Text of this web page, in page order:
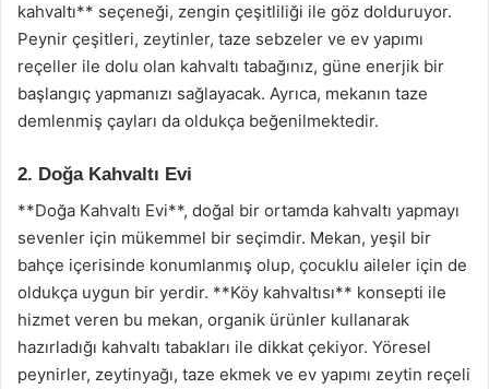
kahvaltı** seçeneği, zengin çeşitliliği ile göz dolduruyor.
Peynir çeşitleri, zeytinler, taze sebzeler ve ev yapımı
reçeller ile dolu olan kahvaltı tabağınız, güne enerjik bir
başlangıç yapmanızı sağlayacak. Ayrıca, mekanın taze
demlenmiş çayları da oldukça beğenilmektedir.
2. Doğa Kahvaltı Evi
**Doğa Kahvaltı Evi**, doğal bir ortamda kahvaltı yapmayı
sevenler için mükemmel bir seçimdir. Mekan, yeşil bir
bahçe içerisinde konumlanmış olup, çocuklu aileler için de
oldukça uygun bir yerdir. **Köy kahvaltısı** konsepti ile
hizmet veren bu mekan, organik ürünler kullanarak
hazırladığı kahvaltı tabakları ile dikkat çekiyor. Yöresel
peynirler, zeytinyağı, taze ekmek ve ev yapımı zeytin reçeli